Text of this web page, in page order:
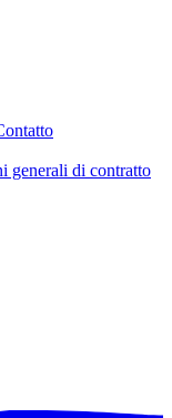
generali di contratto